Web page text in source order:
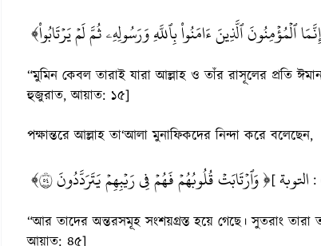
ٱلۡمُؤۡمِنُونَ ٱلَّذِينَ ءَامَنُواْ بِٱللَّهِ وَرَسُولِهِۦ ثُمَّ لَمۡ يَرۡتَابُواْ﴾
“মুমিন কেবল তারাই যারা আল্লাহ ও তাঁর রাসূলের প্রতি
হুজুরাত, আয়াত: ১৫]
পক্ষান্তরে আল্লাহ তা‘আলা মুনাফিকদের নিন্দা করে বলেছেন,
﴿ وَٱرۡتَابَتۡ قُلُوبُهُمۡ فَهُمۡ فِي رَيۡبِهِمۡ يَتَرَدَّدُونَ ٤٥﴾[ التوبة :
“আর তাদের অন্তরসমূহ সংশয়গ্রস্ত হয়ে গেছে। সুতরাং
আয়াত: ৪৫]